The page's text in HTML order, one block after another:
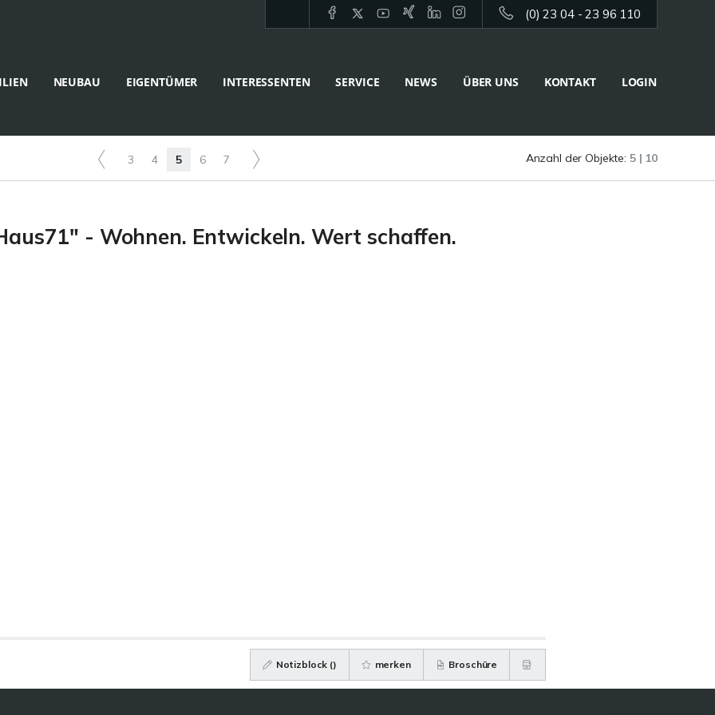
(0) 23 04 - 23 96 110
NEUBAU EIGENTÜMER INTERESSENTEN SERVICE NEWS ÜBER UNS KONTAKT LOGIN
3 4 5 6 7 Anzahl der Objekte: 5 | 10
- Wohnen. Entwickeln. Wert schaffen.
Notizblock () merken Broschüre